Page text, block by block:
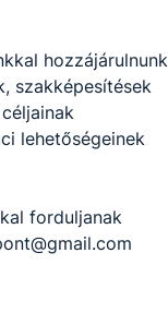
hozzájárulnunk
szakképesítések
lehetőségeinek
forduljanak